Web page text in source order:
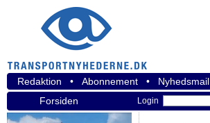
Redaktion • Abonnement • Nyhedsmail
Forsiden
Login